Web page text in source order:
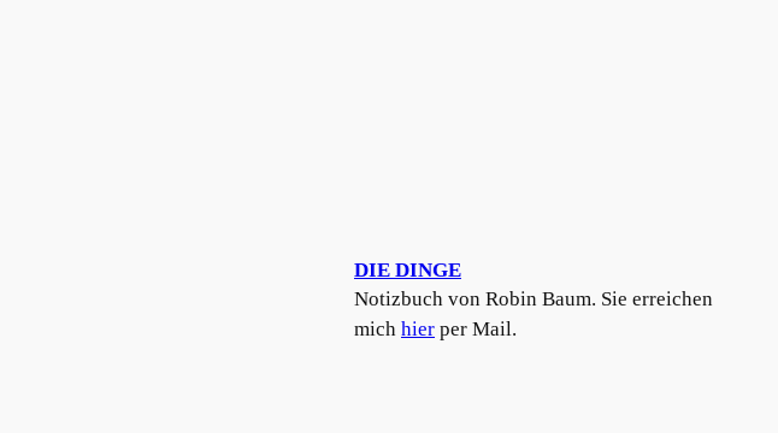
DIE DINGE
Notizbuch von Robin Baum. Sie erreichen
mich hier per Mail.